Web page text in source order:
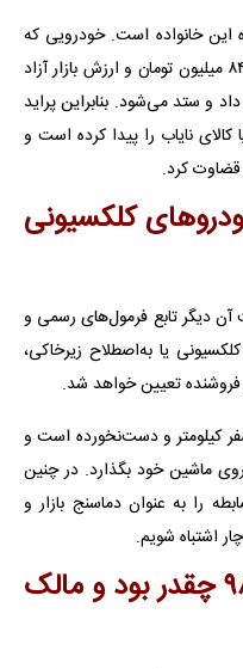
تنها بازمانده این خانواده است. خودرویی که
در حال حاضر با قیمت کارخانه‌ای حدود ۸۴۰ میلیون تومان و ارزش بازار آزاد
میلیون تومان داد و ستد می‌شود. بنابراین پراید
نایاب را پیدا کرده است و
قضاوت کرد.
کلکسیونی
دیگر تابع فرمول‌های رسمی و
یا به‌اصطلاح زیرخاکی،
فروشنده تعیین خواهد شد.
کیلومتر و دست‌نخورده است و
ماشین خود بگذارد. در چنین
را به عنوان دماسنج بازار و
اشتباه شویم.
۳. قیمت پراید در سال ۹۸ چقدر بود و مالک